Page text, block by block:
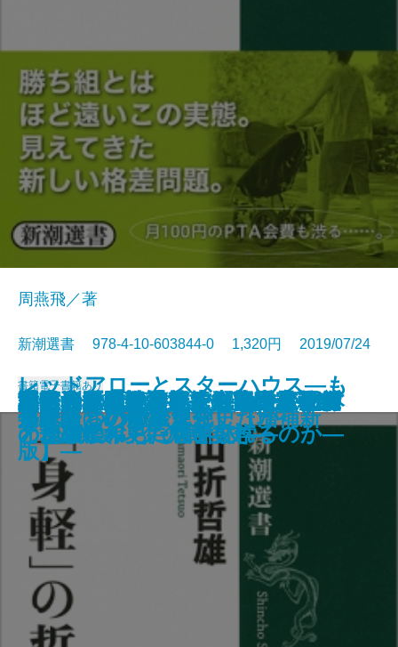
激甚気象はなぜ起こる
日本文学を読む・日本の面影
国家・企業・通貨―グローバリズ
ムの不都合な未来―
秘密資金の戦後政党史―米露公文
書に刻まれた「依存」の系譜―
直筆の漱石―発掘された文豪のお
宝―
「悟り体験」を読む―大乗仏教で
覚醒した人々―
日本列島回復論―この国で生き続
けるために―
宮沢賢治 デクノボーの叡知
野生化するイノベーション―日本
経済「失われた20年」を超える―
貧困専業主婦
周燕飛／著
新潮選書 978-4-10-603844-0 1,320円 2019/07/24
書籍電子書籍あり
「身軽」の哲学
世界地図を読み直す―協力と均衡
の地政学―
マネーの魔術史―支配者はなぜ
「金融緩和」に魅せられるのか―
冗談音楽の怪人・三木鶏郎―ラジ
オとCMソングの戦後史―
レッドアローとスターハウス―も
うひとつの戦後思想史【増補新
版】―
兵隊たちの陸軍史
修験道という生き方
進化論はいかに進化したか
謎とき『風と共に去りぬ』―矛盾
と葛藤にみちた世界文学―
通信の世紀―情報技術と国家戦略
の一五〇年史―